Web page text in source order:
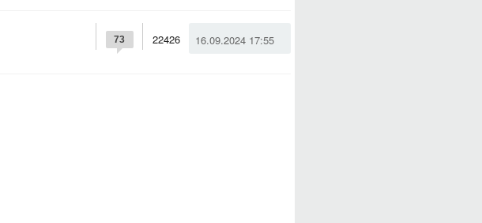
16.09.2024 17:55
22426
73